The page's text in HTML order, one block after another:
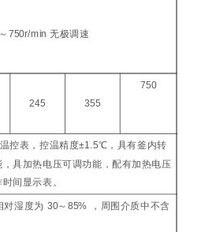
～750r/min无极调速
245 355
750
温控表，控温精度±1.5℃ ，具有釜内转
具加热电压可调功能，配有加热电压
间显示表。
对湿度为 30～85% ，周围介质中不含